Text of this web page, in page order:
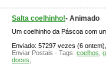
Salta coelhinho!- Animado
Um coelhinho da Páscoa com
Enviado: 57297 vezes (6
Enviar Postais - Tags: coelhos
doces